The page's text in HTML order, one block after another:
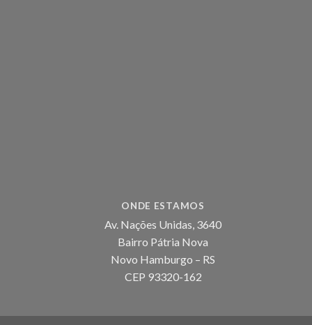
ONDE ESTAMOS
Av. Nações Unidas, 3640
Bairro Pátria Nova
Novo Hamburgo – RS
CEP 93320-162